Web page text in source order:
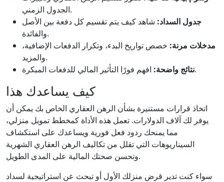
الجدول الزمني.
جدول السداد: شاهد كيف يتم تقسيم كل دفعة بين الأصل
والفائدة.
مدخلات مرنة: خصص تواريخ البدء، وتكرار الدفعات الإضافية،
والمزيد.
نتائج واضحة:افهم فورًا التأثير المالي للدفعات المبكرة.
كيف يساعدك هذا
اتخاذ قرارات مستنيرة بشأن الرهن العقاري الخاص بك يمكن أن
يوفر لك آلاف الدولارات. تعمل هذه الأداة كمخطط تمويل منزلي،
مما يمنحك ردود فعل فورية ويساعدك على استكشاف
السيناريوهات التي تقلل من تكاليف الرهن العقاري الشهرية
وتحسن صحتك المالية على المدى الطويل.
سواء كنت تدير قرض منزلك الأول أو تبحث عن استراتيجية لسداد